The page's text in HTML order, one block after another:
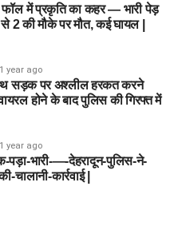
फॉल में प्रकृति का कहर — भारी पेड़
2 की मौके पर मौत, कई घायल |
1 year ago
सड़क पर अश्लील हरकत करने
होने के बाद पुलिस की गिरफ्त में
1 year ago
पड़ा-भारी-—-देहरादून-पुलिस-ने-
चालानी-कार्रवाई |